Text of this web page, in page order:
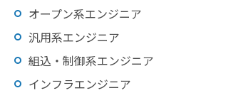
オープン系エンジニア
汎用系エンジニア
組込・制御系エンジニア
インフラエンジニア